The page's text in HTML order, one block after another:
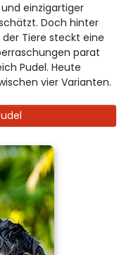
einzigartiger
Doch hinter
Tiere steckt eine
parat
Pudel. Heute
vier Varianten.